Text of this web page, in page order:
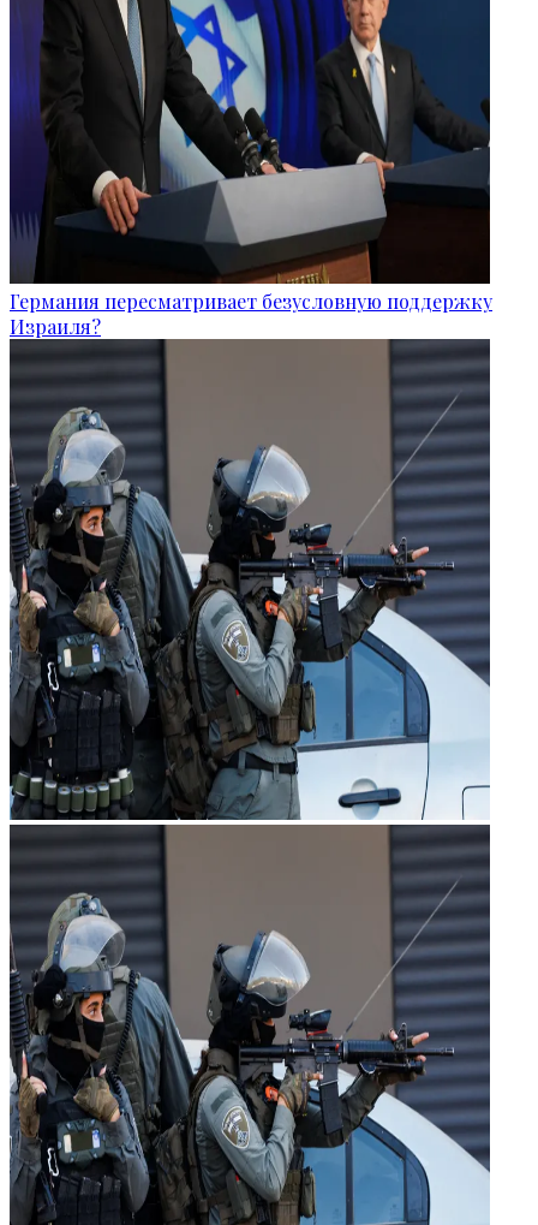
Германия пересматривает безусловную поддержку
Израиля?